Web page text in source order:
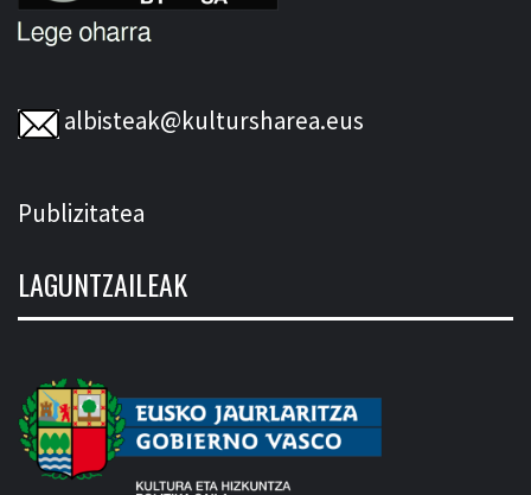
albisteak@kultursharea.eus
Publizitatea
LAGUNTZAILEAK